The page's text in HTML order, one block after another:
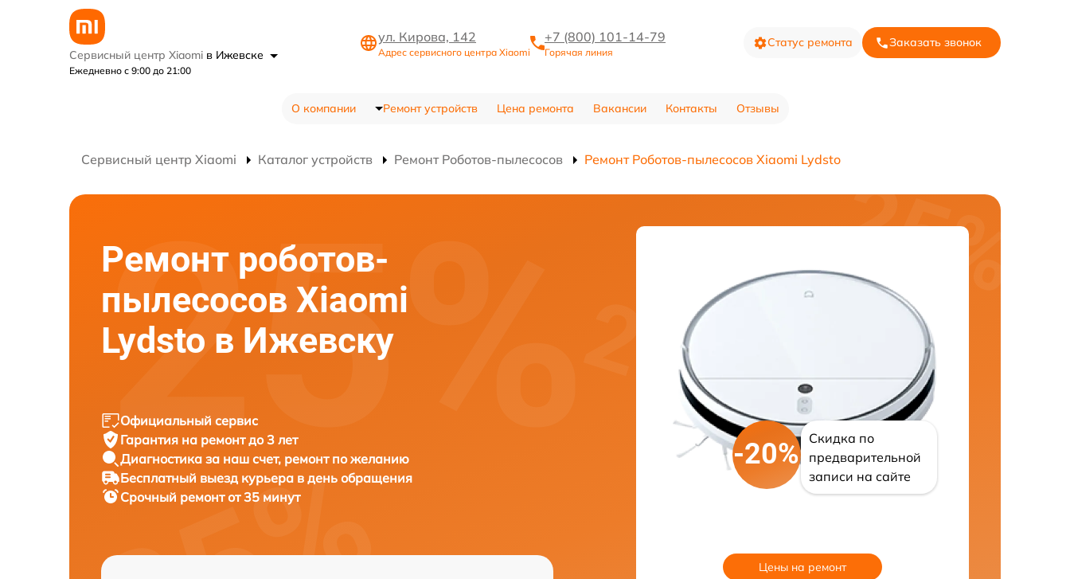
Сервисный центр Xiaomi в Ижевске
Ежедневно с 9:00 до 21:00
ул. Кирова, 142
Адрес сервисного центра Xiaomi
+7 (800) 101-14-79
Горячая линия
Статус ремонта Заказать звонок
О компании Ремонт устройств Цена ремонта Вакансии Контакты Отзывы
Сервисный центр Xiaomi Каталог устройств Ремонт Роботов-пылесосов Ремонт Роботов-пылесосов Xiaomi Lydsto
Ремонт роботов-
пылесосов Xiaomi
Lydsto в Ижевску
Официальный сервис
Гарантия на ремонт до 3 лет
Диагностика за наш счет, ремонт по желанию
Бесплатный выезд курьера в день обращения
Срочный ремонт от 35 минут
-20%
Скидка по
предварительной
записи на сайте
Цены на ремонт